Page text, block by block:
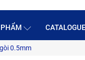
CATALOGUE
0.5mm